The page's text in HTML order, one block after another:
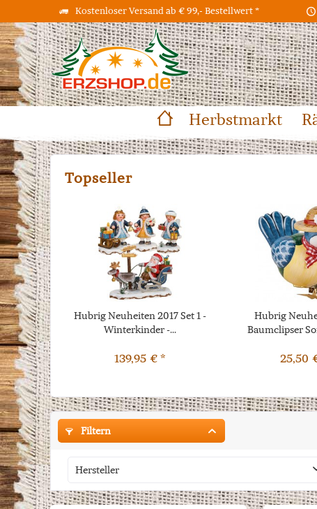
Kostenloser Versand ab € 99,- Bestellwert *
Herbstmarkt
Topseller
Hubrig Neuheiten 2017 Set 1 -
Winterkinder -...
139,95 € *
Hubrig
Baumclipser
25,50
Filtern
Hersteller
Hubrig Volkskunst GmbH